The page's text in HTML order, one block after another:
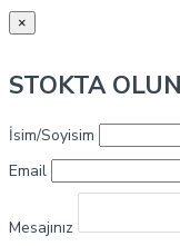
×
STOKTA
İsim/Soyisim
Email
Mesajınız